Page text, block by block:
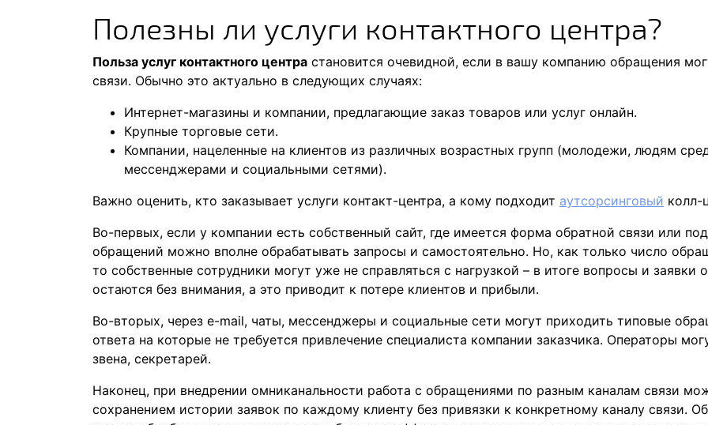
Полезны ли услуги контактного центра?
Польза услуг контактного центра становится очевидной, если в вашу компанию обращения
связи. Обычно это актуально в следующих случаях:
Интернет-магазины и компании, предлагающие заказ товаров или услуг онлайн.
Крупные торговые сети.
Компании, нацеленные на клиентов из различных возрастных групп (молодежи, людям
мессенджерами и социальными сетями).
Важно оценить, кто заказывает услуги контакт-центра, а кому подходит аутсорсинговый колл-
Во-первых, если у компании есть собственный сайт, где имеется форма обратной связи или
обращений можно вполне обрабатывать запросы и самостоятельно. Но, как только число
то собственные сотрудники могут уже не справляться с нагрузкой – в итоге вопросы и
остаются без внимания, а это приводит к потере клиентов и прибыли.
Во-вторых, через e-mail, чаты, мессенджеры и социальные сети могут приходить типовые
ответа на которые не требуется привлечение специалиста компании заказчика. Операторы
звена, секретарей.
Наконец, при внедрении омниканальности работа с обращениями по разным каналам связи
сохранением истории заявок по каждому клиенту без привязки к конкретному каналу связи.